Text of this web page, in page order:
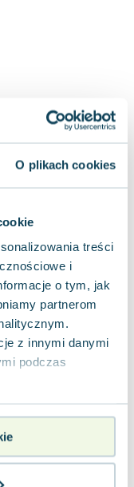
O plikach cookies
treści
i
o tym, jak
partnerom
z innymi danymi
podczas